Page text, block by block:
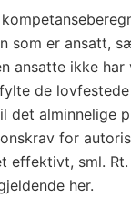
som er ansatt,
ansatte ikke
de
det alminnelige
for
effektivt, sml. Rt.
her.